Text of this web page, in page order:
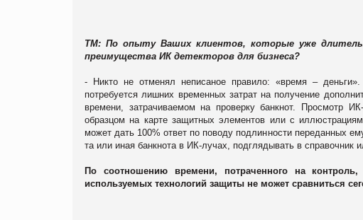
ТМ: По опыту Ваших клиентов, которые уже
преимущества ИК детекторов для бизнеса?
- Никто не отменял неписаное правило: «время –
потребуется лишних временных затрат на получение
времени, затрачиваемом на проверку банкнот. Просмотр
образцом на карте защитных элементов или с
может дать 100% ответ по поводу подлинности переданных
та или иная банкнота в ИК-лучах, подглядывать в справочник
По соотношению времени, потраченного на
используемых технологий защиты не может сравниться